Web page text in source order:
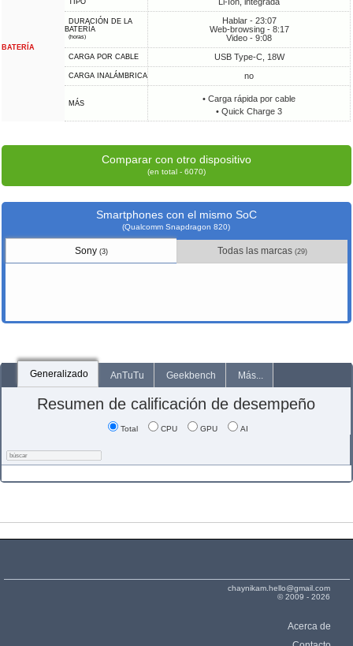
BATERÍA
TIPO
DURACIÓN DE LA
BATERÍA
(horas)
Hablar - 23:07
Web-browsing - 8:17
Video - 9:08
CARGA POR CABLE USB Type-C, 18W
CARGA INALÁMBRICA no
MÁS
• Carga rápida por cable
• Quick Charge 3
Comparar con otro dispositivo
(en total - 6070)
Smartphones con el mismo SoC
(Qualcomm Snapdragon 820)
Sony (3) Todas las marcas (29)
Generalizado AnTuTu Geekbench Más...
Resumen de calificación de desempeño
Total CPU GPU AI
chaynikam.hello@gmail.com
© 2009 - 2026
Acerca de